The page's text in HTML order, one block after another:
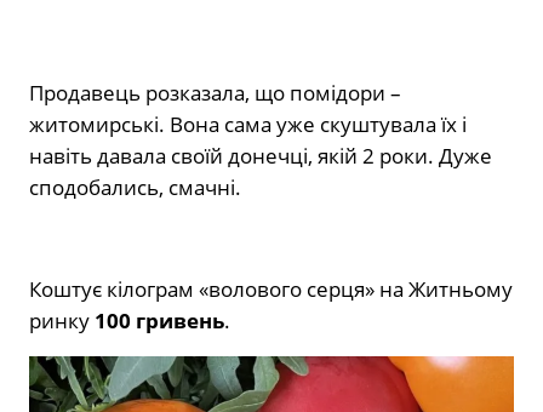
Продавець розказала, що помідори –
житомирські. Вона сама уже скуштувала їх і
навіть давала своїй донечці, якій 2 роки. Дуже
сподобались, смачні.
Коштує кілограм «волового серця» на Житньому
ринку 100 гривень.